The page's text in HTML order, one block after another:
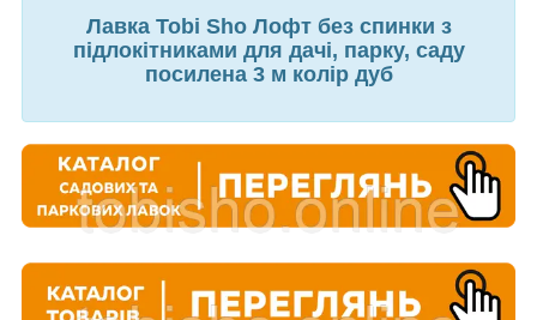
Лавка Tobi Sho Лофт без спинки з
підлокітниками для дачі, парку, саду
посилена 3 м колір дуб